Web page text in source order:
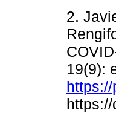
2.
19(9):